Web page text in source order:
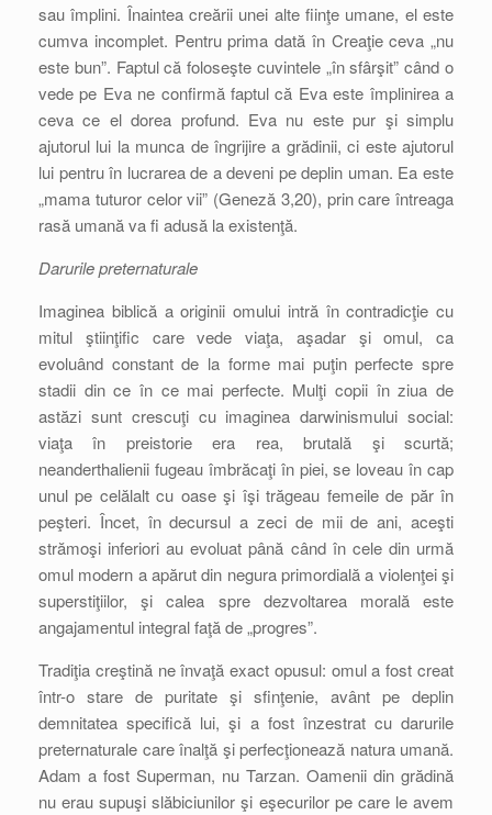
sau împlini. Înaintea creării unei alte fiinţe umane, el este
cumva incomplet. Pentru prima dată în Creaţie ceva „nu
este bun”. Faptul că foloseşte cuvintele „în sfârşit” când o
vede pe Eva ne confirmă faptul că Eva este împlinirea a
ceva ce el dorea profund. Eva nu este pur şi simplu
ajutorul lui la munca de îngrijire a grădinii, ci este ajutorul
lui pentru în lucrarea de a deveni pe deplin uman. Ea este
„mama tuturor celor vii” (Geneză 3,20), prin care întreaga
rasă umană va fi adusă la existenţă.
Darurile preternaturale
Imaginea biblică a originii omului intră în contradicţie cu
mitul ştiinţific care vede viaţa, aşadar şi omul, ca
evoluând constant de la forme mai puţin perfecte spre
stadii din ce în ce mai perfecte. Mulţi copii în ziua de
astăzi sunt crescuţi cu imaginea darwinismului social:
viaţa în preistorie era rea, brutală şi scurtă;
neanderthalienii fugeau îmbrăcaţi în piei, se loveau în cap
unul pe celălalt cu oase şi îşi trăgeau femeile de păr în
peşteri. Încet, în decursul a zeci de mii de ani, aceşti
strămoşi inferiori au evoluat până când în cele din urmă
omul modern a apărut din negura primordială a violenţei şi
superstiţiilor, şi calea spre dezvoltarea morală este
angajamentul integral faţă de „progres”.
Tradiţia creştină ne învaţă exact opusul: omul a fost creat
într-o stare de puritate şi sfinţenie, avânt pe deplin
demnitatea specifică lui, şi a fost înzestrat cu darurile
preternaturale care înalţă şi perfecţionează natura umană.
Adam a fost Superman, nu Tarzan. Oamenii din grădină
nu erau supuşi slăbiciunilor şi eşecurilor pe care le avem